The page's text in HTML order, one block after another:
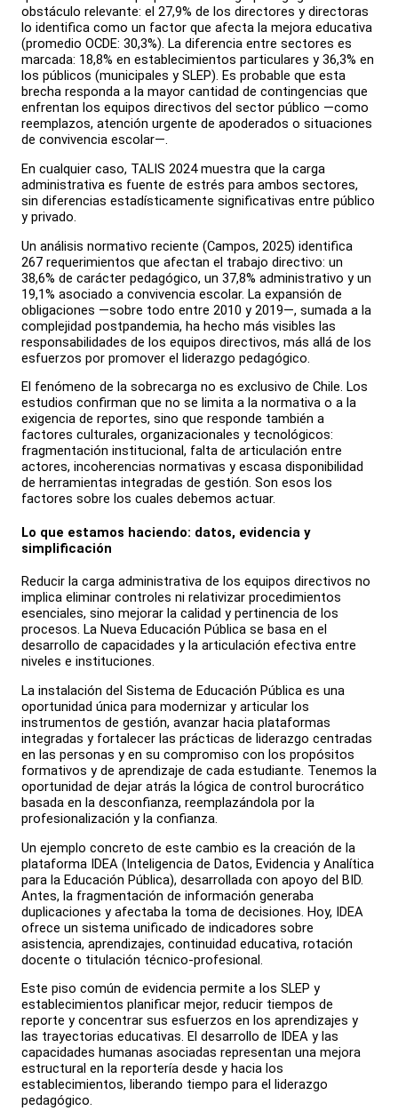
obstáculo relevante: el 27,9% de los directores y directoras
lo identifica como un factor que afecta la mejora educativa
(promedio OCDE: 30,3%). La diferencia entre sectores es
marcada: 18,8% en establecimientos particulares y 36,3% en
los públicos (municipales y SLEP). Es probable que esta
brecha responda a la mayor cantidad de contingencias que
enfrentan los equipos directivos del sector público —como
reemplazos, atención urgente de apoderados o situaciones
de convivencia escolar—.
En cualquier caso, TALIS 2024 muestra que la carga
administrativa es fuente de estrés para ambos sectores,
sin diferencias estadísticamente significativas entre público
y privado.
Un análisis normativo reciente (Campos, 2025) identifica
267 requerimientos que afectan el trabajo directivo: un
38,6% de carácter pedagógico, un 37,8% administrativo y un
19,1% asociado a convivencia escolar. La expansión de
obligaciones —sobre todo entre 2010 y 2019—, sumada a la
complejidad postpandemia, ha hecho más visibles las
responsabilidades de los equipos directivos, más allá de los
esfuerzos por promover el liderazgo pedagógico.
El fenómeno de la sobrecarga no es exclusivo de Chile. Los
estudios confirman que no se limita a la normativa o a la
exigencia de reportes, sino que responde también a
factores culturales, organizacionales y tecnológicos:
fragmentación institucional, falta de articulación entre
actores, incoherencias normativas y escasa disponibilidad
de herramientas integradas de gestión. Son esos los
factores sobre los cuales debemos actuar.
Lo que estamos haciendo: datos, evidencia y
simplificación
Reducir la carga administrativa de los equipos directivos no
implica eliminar controles ni relativizar procedimientos
esenciales, sino mejorar la calidad y pertinencia de los
procesos. La Nueva Educación Pública se basa en el
desarrollo de capacidades y la articulación efectiva entre
niveles e instituciones.
La instalación del Sistema de Educación Pública es una
oportunidad única para modernizar y articular los
instrumentos de gestión, avanzar hacia plataformas
integradas y fortalecer las prácticas de liderazgo centradas
en las personas y en su compromiso con los propósitos
formativos y de aprendizaje de cada estudiante. Tenemos la
oportunidad de dejar atrás la lógica de control burocrático
basada en la desconfianza, reemplazándola por la
profesionalización y la confianza.
Un ejemplo concreto de este cambio es la creación de la
plataforma IDEA (Inteligencia de Datos, Evidencia y Analítica
para la Educación Pública), desarrollada con apoyo del BID.
Antes, la fragmentación de información generaba
duplicaciones y afectaba la toma de decisiones. Hoy, IDEA
ofrece un sistema unificado de indicadores sobre
asistencia, aprendizajes, continuidad educativa, rotación
docente o titulación técnico-profesional.
Este piso común de evidencia permite a los SLEP y
establecimientos planificar mejor, reducir tiempos de
reporte y concentrar sus esfuerzos en los aprendizajes y
las trayectorias educativas. El desarrollo de IDEA y las
capacidades humanas asociadas representan una mejora
estructural en la reportería desde y hacia los
establecimientos, liberando tiempo para el liderazgo
pedagógico.